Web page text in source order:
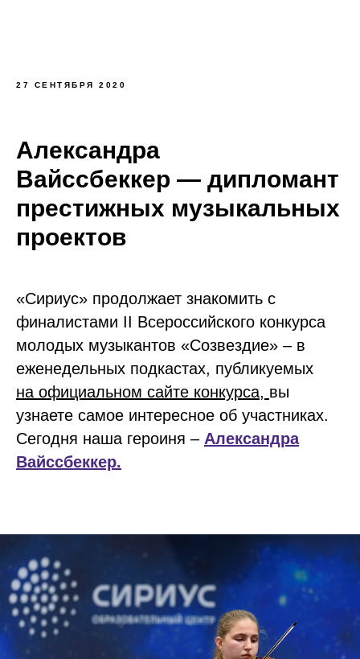
27 СЕНТЯБРЯ 2020
Александра
Вайссбеккер — дипломант
престижных музыкальных
проектов
«Сириус» продолжает знакомить с
финалистами II Всероссийского конкурса
молодых музыкантов «Созвездие» – в
еженедельных подкастах, публикуемых
на официальном сайте конкурса, вы
узнаете самое интересное об участниках.
Сегодня наша героиня – Александра
Вайссбеккер.